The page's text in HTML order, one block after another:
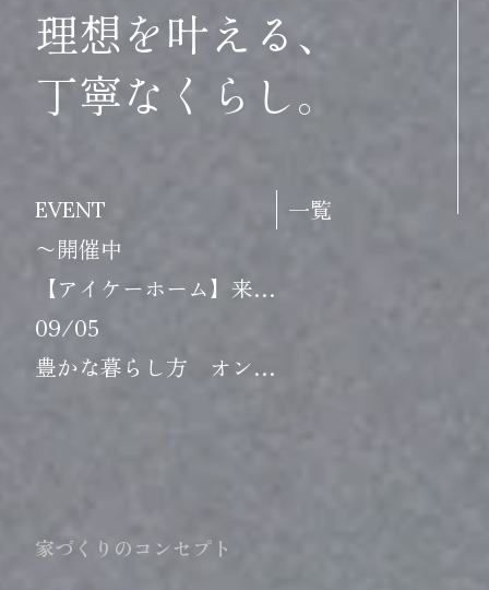
理想を叶える、
丁寧なくらし。
EVENT
〜開催中
【アイケーホーム】来…
09/05
豊かな暮らし方 オン…
一覧
家づくりのコンセプト